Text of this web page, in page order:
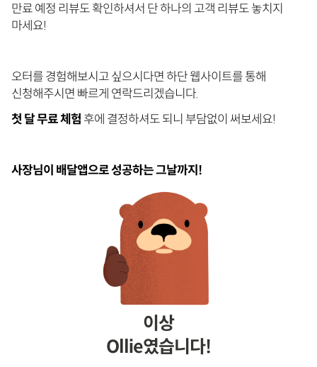
만료 예정 리뷰도 확인하셔서 단 하나의 고객 리뷰도 놓치지
마세요!
오터를 경험해보시고 싶으시다면 하단 웹사이트를 통해
신청해주시면 빠르게 연락드리겠습니다.
첫 달 무료 체험 후에 결정하셔도 되니 부담없이 써보세요!
사장님이 배달앱으로 성공하는 그날까지! ‍
이상
Ollie였습니다!